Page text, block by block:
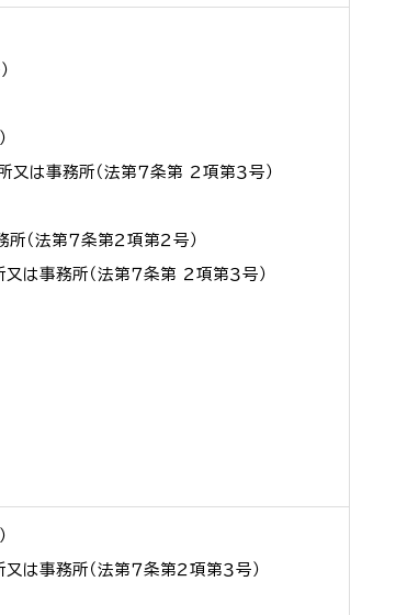
は事務所（法第７条第 ２項第３号）
（法第７条第２項第２号）
事務所（法第７条第 ２項第３号）
事務所（法第７条第２項第３号）